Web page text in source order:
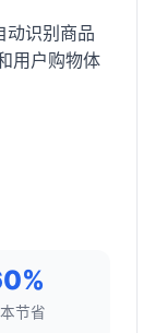
动识别商品
用户购物体
节省